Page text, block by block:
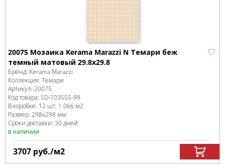
20075 Мозаика Kerama Marazzi N Темари беж
темный матовый 29.8х29.8
Бренд: Kerama Marazzi
Коллекция: Темари
Артикул: 20075
Код товара: SD-103555-99
В коробке: 12 шт, 1.066 м2
Размер: 298x298 мм
Сроки доставки: 30 дней
в наличии
3707 руб./м2